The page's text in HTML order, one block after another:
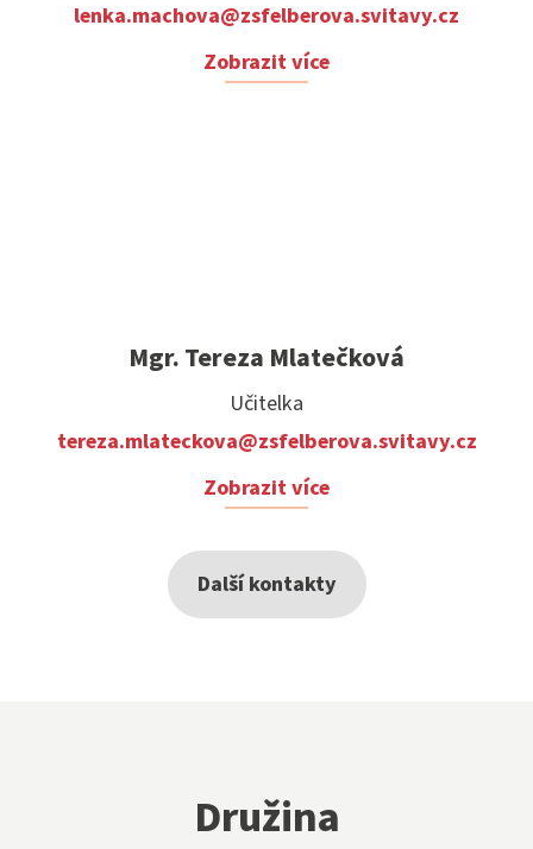
lenka.machova@zsfelberova.svitavy.cz
Zobrazit více
Mgr. Tereza Mlatečková
Učitelka
tereza.mlateckova@zsfelberova.svitavy.cz
Zobrazit více
Další kontakty
Družina